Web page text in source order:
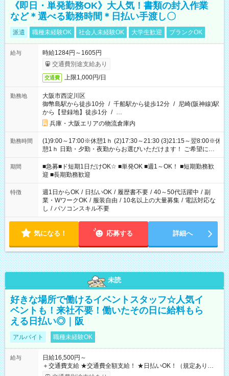
《即日・単発勤務OK》大人気！書類の封入作業
など＊選べる勤務時間＊日払い手渡し〇
派遣 職種未経験OK 社会人未経験OK 大学生歓迎 ブランクOK
給与
時給1284円～1605円
交通費別途支給あり
交通費 上限1,000円/日
勤務地
大阪市西淀川区
御幣島駅から徒歩10分 / 千船駅から徒歩12分 / 尼崎(阪神線)駅
から【登録地】徒歩1分 / …
兵庫・大阪エリアの物流倉庫内
勤務時間
(1)9:00～17:00※休憩1ｈ (2)17:30～21:30 (3)21:15～翌8:00※休
憩1ｈ 日勤・夕勤・夜勤からお選びいただけます！ ご希望に合
わせて働けるお仕事です(*^^*) 【その他選べる勤務時間】 8-17
時/9-17時/9-18時/10-18時/11-21時/18-22時/20-翌4時/21-翌5
時/22-翌6時/0-翌8時 ご自身のご都合で選んで頂ける完全自由シ
フト！
期間
■急募■ド短期1日だけOK☆ ■単発OK ■週1～OK！ ■短期勤務歓
迎 ■長期勤務歓迎
特徴 週1日からOK / 日払いOK / 履歴書不要 / 40～50代活躍中 / 副
業・WワークOK / 服装自由 / 10名以上の大量募集 / 電話対応な
し / パソコンスキル不要
気になる！ 応募する 詳細へ
未読
好きな場所で働けるイベントスタッフ☆人気イ
ベントも！来社不要！働いたその日に給料もら
える日払い◎｜阪
アルバイト 職種未経験OK
給与
日給16,500円～
＋交通費支給 ★交通費全額支給！ ★日払いOK！（規定あり） ┗
働いたその日に現金GET♪ お仕事後はコンビニATMから 日払